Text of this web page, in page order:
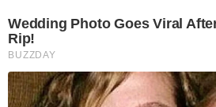
Wedding Photo Goes Viral
Rip!
BUZZDAY